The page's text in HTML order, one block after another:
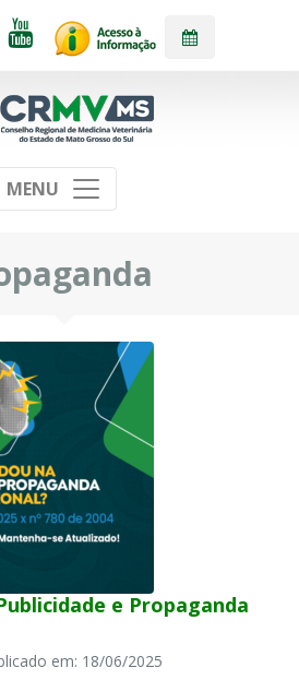
MENU
e Propaganda
em: 18/06/2025